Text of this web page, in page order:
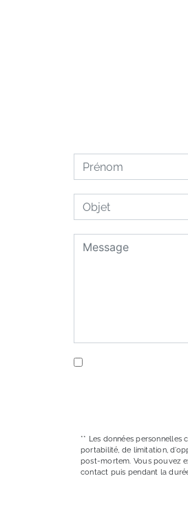
** Les données personnelles
portabilité, de limitation,
post-mortem. Vous pouvez
contact puis pendant la